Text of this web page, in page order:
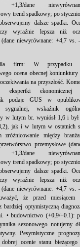
+1,3/dane
trend spadkowy; po
dalsze spadki.
wyraźnie lepsza niż
(dane niewyrównane: +4,7 vs.
firm: W przypadku
ocena obecnej
na przyszłość.
ekspertki ekonomicznej
podaje GUS w
sygnalnej, wskaźnik
w lutym br. wyniósł 1,6 i
jak i w lutym w ostatnich
zróżnicowanie między
przemysłowe
+1,3/dane
trend spadkowy; po
dalsze spadki.
wyraźnie lepsza niż
(dane niewyrównane: +4,7 vs.
że przed miesiącem
bardziej optymistyczną
• budownictwo (+0,9/+0.1):
sezonowego notujemy
Pesymistyczne
dobrej ocenie stanu